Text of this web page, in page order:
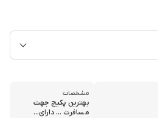
مشخصات
بهترین پکیج جهت
مسافرت … دارای...